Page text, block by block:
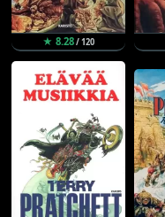
★ 8.28/ 120